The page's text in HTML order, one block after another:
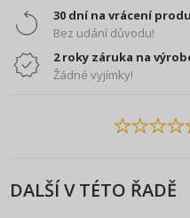
30 dní na vrácení
Bez udání důvodu!
2 roky záruka na
Žádné vyjímky!
DALŠÍ V TÉTO ŘADĚ